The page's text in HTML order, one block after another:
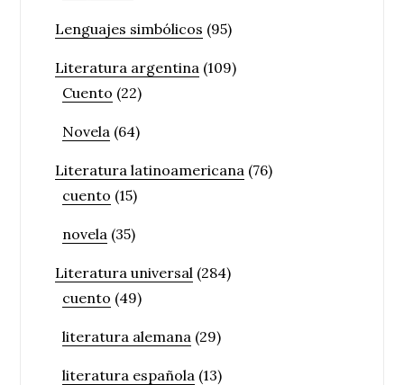
Lenguajes simbólicos (95)
Literatura argentina (109)
Cuento (22)
Novela (64)
Literatura latinoamericana (76)
cuento (15)
novela (35)
Literatura universal (284)
cuento (49)
literatura alemana (29)
literatura española (13)